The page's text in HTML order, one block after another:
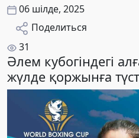
06 шілде, 2025
Поделиться
31
Әлем кубогіндегі
жүлде қоржынға